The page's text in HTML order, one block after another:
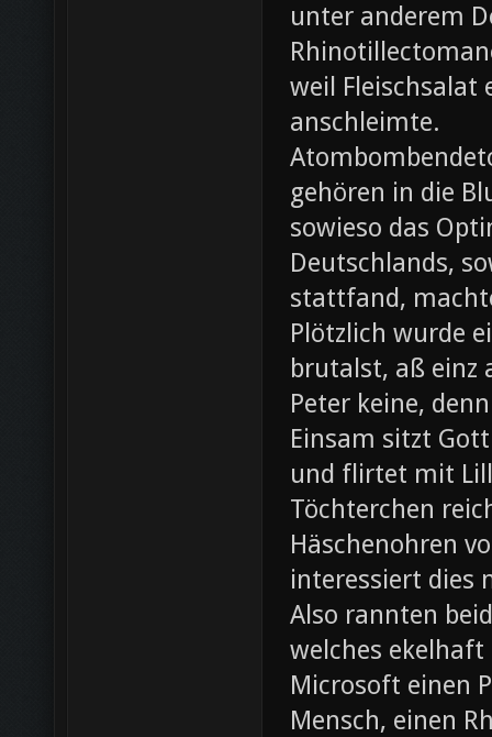
unter anderem
weil Fleischsalat
anschleimte.
gehören in die
sowieso das
Deutschlands,
stattfand,
Plötzlich wurde
brutalst, aß einz
Peter keine,
Einsam sitzt
und flirtet mit
Töchterchen
Häschenohren
interessiert dies
Also rannten
welches
Microsoft einen
Mensch, einen